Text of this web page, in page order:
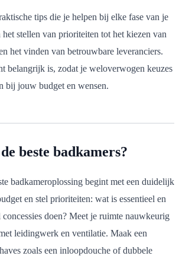
tips die je helpen bij elke fase van je
stellen van prioriteiten tot het kiezen van
het vinden van betrouwbare leveranciers.
belangrijk is, zodat je weloverwogen keuzes
bij jouw budget en wensen.
beste badkamers?
badkameroplossing begint met een duidelijk
en stel prioriteiten: wat is essentieel en
doen? Meet je ruimte nauwkeurig
leidingwerk en ventilatie. Maak een
zoals een inloopdouche of dubbele